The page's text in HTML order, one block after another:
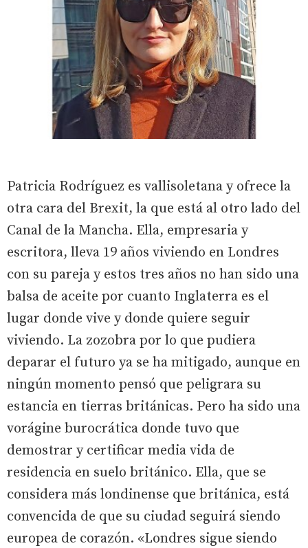
Patricia Rodríguez es vallisoletana y ofrece la
otra cara del Brexit, la que está al otro lado del
Canal de la Mancha. Ella, empresaria y
escritora, lleva 19 años viviendo en Londres
con su pareja y estos tres años no han sido una
balsa de aceite por cuanto Inglaterra es el
lugar donde vive y donde quiere seguir
viviendo. La zozobra por lo que pudiera
deparar el futuro ya se ha mitigado, aunque en
ningún momento pensó que peligrara su
estancia en tierras británicas. Pero ha sido una
vorágine burocrática donde tuvo que
demostrar y certificar media vida de
residencia en suelo británico. Ella, que se
considera más londinense que británica, está
convencida de que su ciudad seguirá siendo
europea de corazón. «Londres sigue siendo